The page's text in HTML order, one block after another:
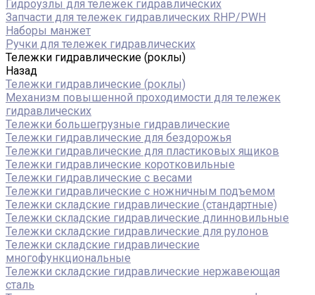
Гидроузлы для тележек гидравлических
Запчасти для тележек гидравлических RHP/PWH
Наборы манжет
Ручки для тележек гидравлических
Тележки гидравлические (роклы)
Назад
Тележки гидравлические (роклы)
Механизм повышенной проходимости для тележек
гидравлических
Тележки большегрузные гидравлические
Тележки гидравлические для бездорожья
Тележки гидравлические для пластиковых ящиков
Тележки гидравлические коротковильные
Тележки гидравлические с весами
Тележки гидравлические с ножничным подъемом
Тележки складские гидравлические (стандартные)
Тележки складские гидравлические длинновильные
Тележки складские гидравлические для рулонов
Тележки складские гидравлические
многофункциональные
Тележки складские гидравлические нержавеющая
сталь